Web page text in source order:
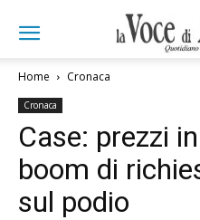
Home Cronaca
Cronaca
Case: prezzi
boom di
sul podio